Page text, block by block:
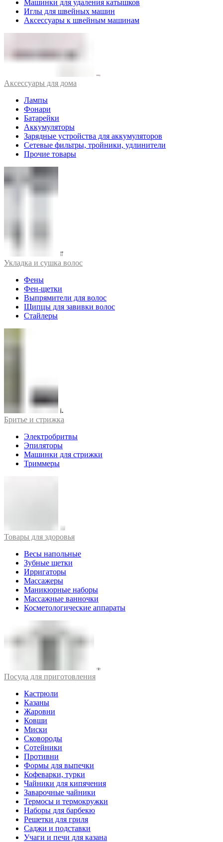
Машинки для удаления катышков
Иглы для швейных машин
Аксессуары к швейным машинам
Аксессуары для дома
Лампы
Фонари
Батарейки
Аккумуляторы
Зарядные устройства для аккумуляторов
Сетевые фильтры, тройники, удлинители
Прочие товары
Укладка и сушка волос
Фены
Фен-щетки
Выпрямители для волос
Щипцы для завивки волос
Стайлеры
Бритье и стрижка
Электробритвы
Эпиляторы
Машинки для стрижки
Триммеры
Товары для здоровья
Весы напольные
Зубные щетки
Ирригаторы
Массажеры
Маникюрные наборы
Массажные ванночки
Косметологические аппараты
Посуда для приготовления
Кастрюли
Казаны
Жаровни
Ковши
Миски
Сковороды
Сотейники
Противни
Формы для выпечки
Кофеварки, турки
Чайники для кипячения
Заварочные чайники
Термосы и термокружки
Наборы для барбекю
Решетки для гриля
Саджи и подставки
Учаги и печи для казана